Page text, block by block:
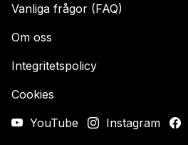
Vanliga frågor (FAQ)
Om oss
Integritetspolicy
Cookies
YouTube
Instagram